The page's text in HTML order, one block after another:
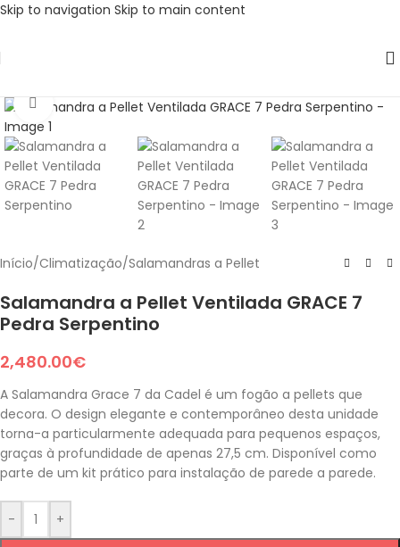
Skip to navigation Skip to main content
Ver maior
Início/Climatização/Salamandras a Pellet
Salamandra a Pellet Ventilada GRACE 7
Pedra Serpentino
2,480.00€
A Salamandra Grace 7 da Cadel é um fogão a pellets que
decora. O design elegante e contemporâneo desta unidade
torna-a particularmente adequada para pequenos espaços,
graças à profundidade de apenas 27,5 cm. Disponível como
parte de um kit prático para instalação de parede a parede.
- +